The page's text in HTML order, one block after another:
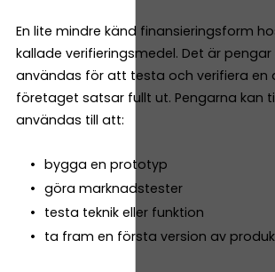
En lite mindre känd finansieringsform
kallade verifieringsmedel. Det är
användas för att testa och verifiera en
företaget satsar fullt ut. Pengarna kan
användas till att:
bygga en prototyp
göra marknadstester
testa teknik eller funktion
ta fram en första version av